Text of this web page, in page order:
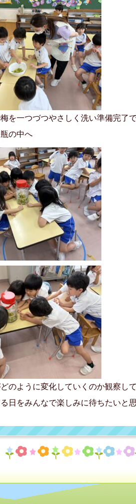
を一つづつやさしく洗い準備完了
の中へ
のように変化していくのか観察し
日をみんなで楽しみに待ちたいと